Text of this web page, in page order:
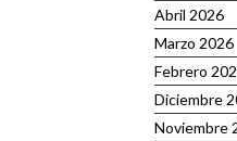
Abril 2026
Marzo 2026
Febrero
Diciembre
Noviembre